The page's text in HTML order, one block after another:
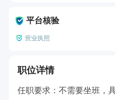
平台核验
营业执照
职位详情
任职要求：不需要坐班，